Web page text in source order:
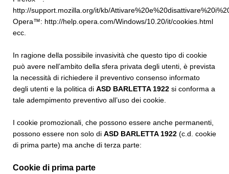
http://support.mozilla.org/it/kb/
Opera™: http://help.opera.com/Windows/10.20/it/cookies.html
ecc.
In ragione della possibile invasività che questo tipo di cookie
può avere nell’ambito della sfera privata degli utenti, è prevista
la necessità di richiedere il preventivo consenso informato
degli utenti e la politica di ASD BARLETTA 1922 si conforma a
tale adempimento preventivo all’uso dei cookie.
I cookie promozionali, che possono essere anche permanenti,
possono essere non solo di ASD BARLETTA 1922 (c.d. cookie
di prima parte) ma anche di terza parte:
Cookie di prima parte